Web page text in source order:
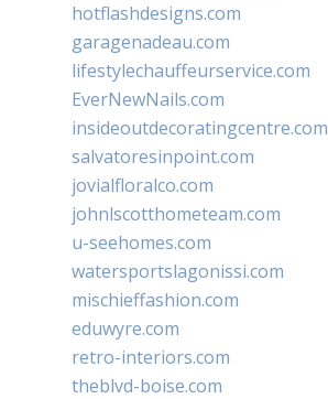
hotflashdesigns.com
garagenadeau.com
lifestylechauffeurservice.com
EverNewNails.com
insideoutdecoratingcentre.com
salvatoresinpoint.com
jovialfloralco.com
johnlscotthometeam.com
u-seehomes.com
watersportslagonissi.com
mischieffashion.com
eduwyre.com
retro-interiors.com
theblvd-boise.com